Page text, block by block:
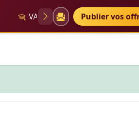
VAE Diplômes
Publier vos